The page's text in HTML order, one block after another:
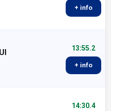
+ info
13:55.2
+ info
14:30.4